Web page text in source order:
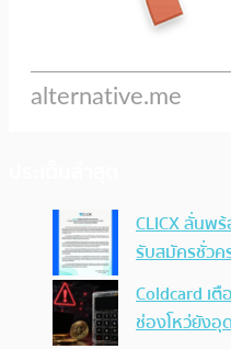
CLICX ลั่นพ
รับสมัครชั่ว
Coldcard เ
ช่องโหว่ยังอุ